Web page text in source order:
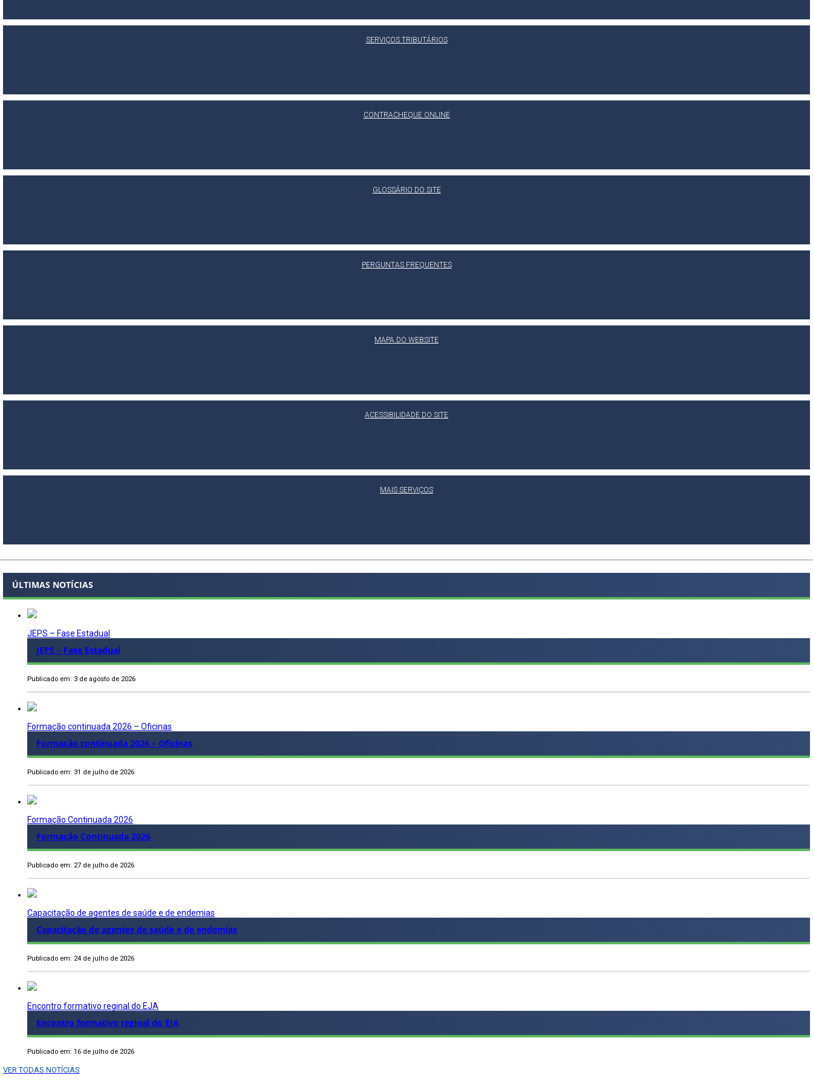
SERVIÇOS TRIBUTÁRIOS
CONTRACHEQUE ONLINE
GLOSSÁRIO DO SITE
PERGUNTAS FREQUENTES
MAPA DO WEBSITE
ACESSIBILIDADE DO SITE
MAIS SERVIÇOS
ÚLTIMAS NOTÍCIAS
JEPS – Fase Estadual
JEPS – Fase Estadual
Publicado em: 3 de agosto de 2026
Formação continuada 2026 – Oficinas
Formação continuada 2026 – Oficinas
Publicado em: 31 de julho de 2026
Formação Continuada 2026
Formação Continuada 2026
Publicado em: 27 de julho de 2026
Capacitação de agentes de saúde e de endemias
Capacitação de agentes de saúde e de endemias
Publicado em: 24 de julho de 2026
Encontro formativo reginal do EJA
Encontro formativo reginal do EJA
Publicado em: 16 de julho de 2026
VER TODAS NOTÍCIAS